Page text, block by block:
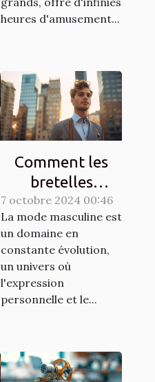
heures d'amusement...
Comment les
bretelles
redéfinissent
l'élégance
masculine
moderne
7 octobre 2024 00:46
La mode masculine est
un domaine en
constante évolution,
un univers où
l'expression
personnelle et le...